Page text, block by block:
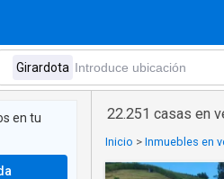
22.251 casas en
Inicio > Inmuebles en
en tu